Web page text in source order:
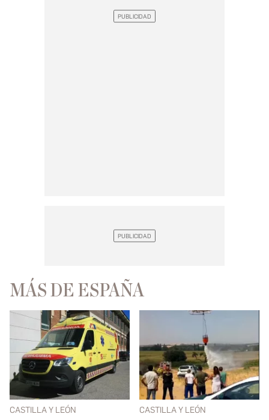
MÁS DE ESPAÑA
CASTILLA Y LEÓN CASTILLA Y LEÓN